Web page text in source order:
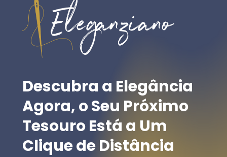
Descubra a Elegância
Agora,oSeu Próximo
TesouroEstá a Um
CliquedeDistância